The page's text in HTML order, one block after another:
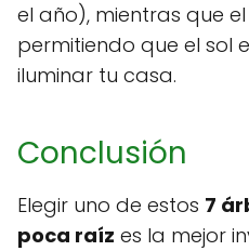
el año), mientras que
permitiendo que el sol
iluminar tu casa.
Conclusión
Elegir uno de estos 7
poca raíz es la mejor